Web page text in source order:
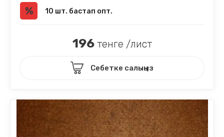
10 шт. бастап опт.
196тенге /лист
Себетке салыңыз